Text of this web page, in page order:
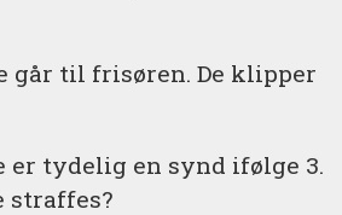
går til frisøren. De klipper
er tydelig en synd ifølge 3.
straffes?